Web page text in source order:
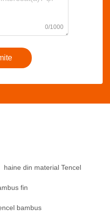
0/1000
haine din material Tencel
fin
bambus